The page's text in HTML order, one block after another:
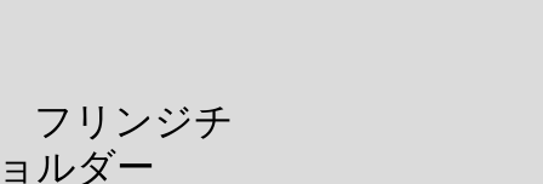
フリンジチ
ルダー